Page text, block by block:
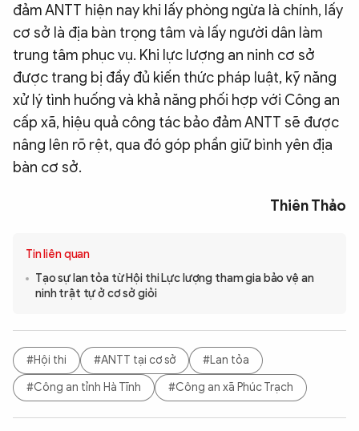
đảm ANTT hiện nay khi lấy phòng ngừa là chính, lấy
cơ sở là địa bàn trọng tâm và lấy người dân làm
trung tâm phục vụ. Khi lực lượng an ninh cơ sở
được trang bị đầy đủ kiến thức pháp luật, kỹ năng
xử lý tình huống và khả năng phối hợp với Công an
cấp xã, hiệu quả công tác bảo đảm ANTT sẽ được
nâng lên rõ rệt, qua đó góp phần giữ bình yên địa
bàn cơ sở.
Thiên Thảo
Tin liên quan
Tạo sự lan tỏa từ Hội thi Lực lượng tham gia bảo vệ an
ninh trật tự ở cơ sở giỏi
#Hội thi #ANTT tại cơ sở
#Lan tỏa
#Công an tỉnh Hà Tĩnh
#Công an xã Phúc Trạch